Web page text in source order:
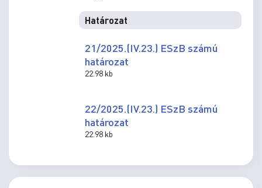
Határozat
21/2025.(IV.23.) ESzB számú
határozat
22.98 kb
22/2025.(IV.23.) ESzB számú
határozat
22.98 kb